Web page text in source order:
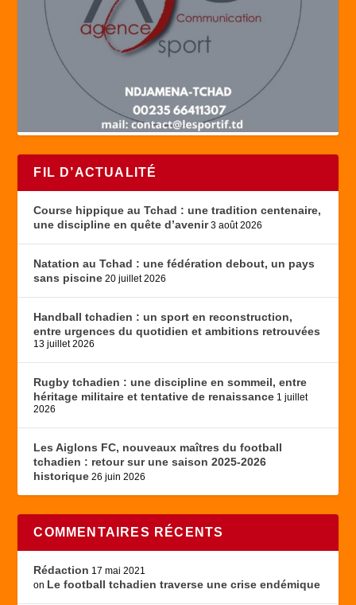
FIL D’ACTUALITÉ
Course hippique au Tchad : une tradition centenaire,
une discipline en quête d’avenir 3 août 2026
Natation au Tchad : une fédération debout, un pays
sans piscine 20 juillet 2026
Handball tchadien : un sport en reconstruction,
entre urgences du quotidien et ambitions retrouvées
13 juillet 2026
Rugby tchadien : une discipline en sommeil, entre
héritage militaire et tentative de renaissance 1 juillet
2026
Les Aiglons FC, nouveaux maîtres du football
tchadien : retour sur une saison 2025-2026
historique 26 juin 2026
COMMENTAIRES RÉCENTS
Rédaction 17 mai 2021
on Le football tchadien traverse une crise endémique